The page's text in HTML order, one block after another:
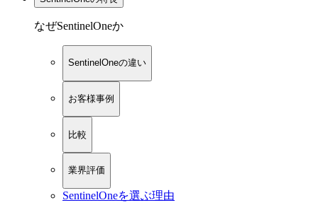
なぜSentinelOneか
SentinelOneの違い
お客様事例
比較
業界評価
SentinelOneを選ぶ理由